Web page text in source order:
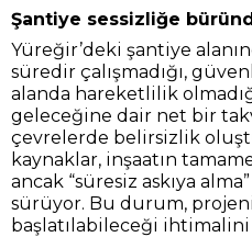
Şantiye sessizliğe
Yüreğir’deki şantiye
süredir çalışmadığı,
alanda hareketlilik
geleceğine dair net bir
çevrelerde belirsizlik
kaynaklar, inşaatın
ancak “süresiz askıya
sürüyor. Bu durum,
başlatılabileceği ihtimalini